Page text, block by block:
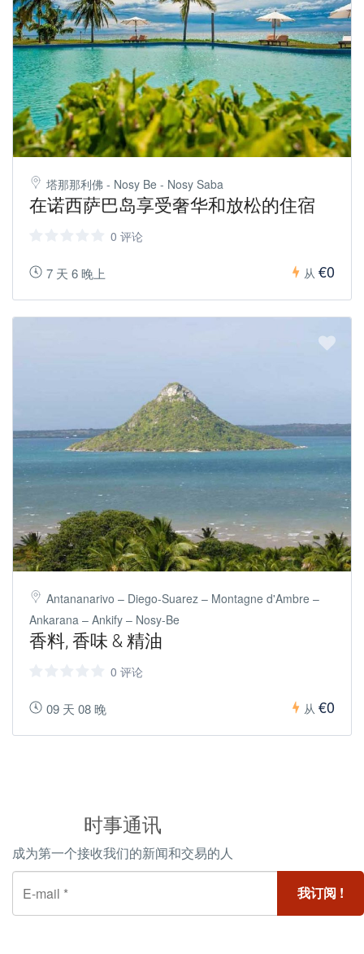
塔那那利佛 - Nosy Be - Nosy Saba
在诺西萨巴岛享受奢华和放松的住宿
0 评论
7 天 6 晚上 从 €0
Antananarivo – Diego-Suarez – Montagne d'Ambre –
Ankarana – Ankify – Nosy-Be
香料, 香味 & 精油
0 评论
09 天 08 晚 从 €0
时事通讯
成为第一个接收我们的新闻和交易的人